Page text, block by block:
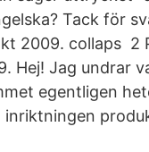
Tack för
2009. collaps 2
Hej! Jag undrar
egentligen
inriktningen